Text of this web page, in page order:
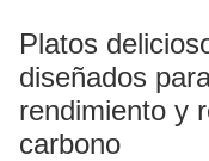
Platos
diseñados
rendimiento y
carbono